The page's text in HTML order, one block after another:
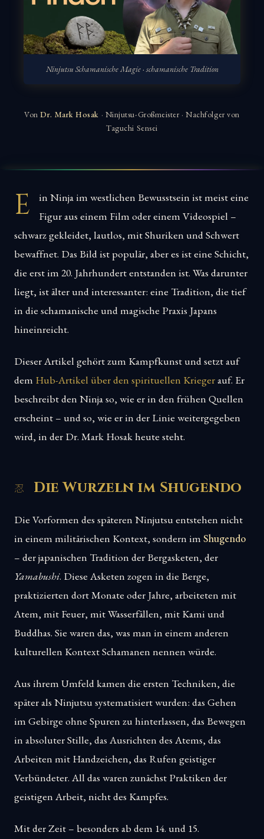
Ninjutsu Schamanische Magie · schamanische Tradition
VonDr. Mark Hosak · Ninjutsu-Großmeister · Nachfolger von
Taguchi Sensei
E
in Ninja im westlichen Bewusstsein ist meist eine
Figur aus einem Film oder einem Videospiel –
schwarz gekleidet, lautlos, mit Shuriken und Schwert
bewaffnet. Das Bild ist populär, aber es ist eine Schicht,
die erst im 20. Jahrhundert entstanden ist. Was darunter
liegt, ist älter und interessanter: eine Tradition, die tief
in die schamanische und magische Praxis Japans
hineinreicht.
Dieser Artikel gehört zum Kampfkunst und setzt auf
dem Hub-Artikel über den spirituellen Kriegerauf. Er
beschreibt den Ninja so, wie er in den frühen Quellen
erscheint – und so, wie er in der Linie weitergegeben
wird, in der Dr. Mark Hosak heute steht.
Die Wurzeln im Shugendo
Die Vorformen des späteren Ninjutsu entstehen nicht
in einem militärischen Kontext, sondern im Shugendo
– der japanischen Tradition der Bergasketen, der
Yamabushi. Diese Asketen zogen in die Berge,
praktizierten dort Monate oder Jahre, arbeiteten mit
Atem, mit Feuer, mit Wasserfällen, mit Kami und
Buddhas. Sie waren das, was man in einem anderen
kulturellen Kontext Schamanen nennen würde.
Aus ihrem Umfeld kamen die ersten Techniken, die
später als Ninjutsu systematisiert wurden: das Gehen
im Gebirge ohne Spuren zu hinterlassen, das Bewegen
in absoluter Stille, das Ausrichten des Atems, das
Arbeiten mit Handzeichen, das Rufen geistiger
Verbündeter. All das waren zunächst Praktiken der
geistigen Arbeit, nicht des Kampfes.
Mit der Zeit – besonders ab dem 14. und 15.